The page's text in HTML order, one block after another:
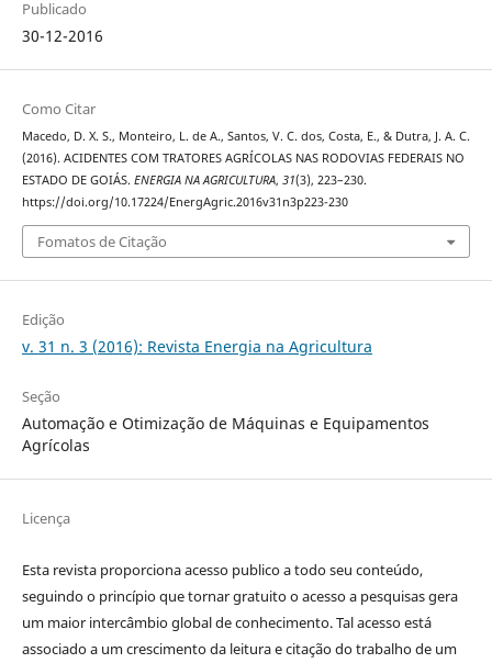
Publicado
30-12-2016
Como Citar
Macedo, D. X. S., Monteiro, L. de A., Santos, V. C. dos, Costa, E., & Dutra, J. A. C.
(2016). ACIDENTES COM TRATORES AGRÍCOLAS NAS RODOVIAS FEDERAIS NO
ESTADO DE GOIÁS. ENERGIA NA AGRICULTURA, 31(3), 223–230.
https://doi.org/10.17224/EnergAgric.2016v31n3p223-230
Fomatos de Citação
Edição
v. 31 n. 3 (2016): Revista Energia na Agricultura
Seção
Automação e Otimização de Máquinas e Equipamentos
Agrícolas
Licença
Esta revista proporciona acesso publico a todo seu conteúdo,
seguindo o princípio que tornar gratuito o acesso a pesquisas gera
um maior intercâmbio global de conhecimento. Tal acesso está
associado a um crescimento da leitura e citação do trabalho de um